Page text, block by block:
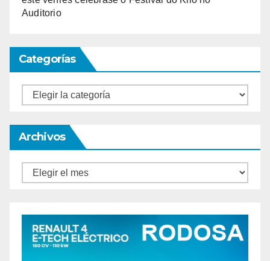
Auditorio
Categorías
Categorías
Archivos
Archivos